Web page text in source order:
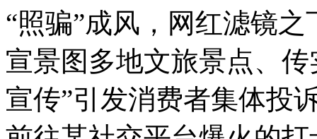
“照骗”成风，网红滤镜
宣景图 多地文旅景点、
宣传”引发消费者集体投